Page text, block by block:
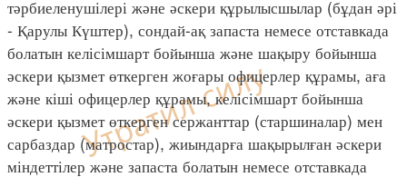
тәрбиеленушілері және әскери құрылысшылар (бұдан әрі
- Қарулы Күштер), сондай-ақ запаста немесе отставкада
болатын келісімшарт бойынша және шақыру бойынша
әскери қызмет өткерген жоғары офицерлер құрамы, аға
және кіші офицерлер құрамы, келісімшарт бойынша
әскери қызмет өткерген сержанттар (старшиналар) мен
сарбаздар (матростар), жиындарға шақырылған әскери
міндеттілер және запаста болатын немесе отставкада